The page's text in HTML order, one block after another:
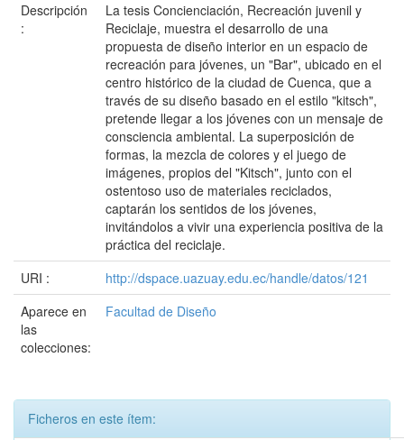
Descripción
:
La tesis Concienciación, Recreación juvenil y
Reciclaje, muestra el desarrollo de una
propuesta de diseño interior en un espacio de
recreación para jóvenes, un "Bar", ubicado en el
centro histórico de la ciudad de Cuenca, que a
través de su diseño basado en el estilo "kitsch",
pretende llegar a los jóvenes con un mensaje de
consciencia ambiental. La superposición de
formas, la mezcla de colores y el juego de
imágenes, propios del "Kitsch", junto con el
ostentoso uso de materiales reciclados,
captarán los sentidos de los jóvenes,
invitándolos a vivir una experiencia positiva de la
práctica del reciclaje.
URI :
http://dspace.uazuay.edu.ec/handle/datos/121
Aparece en
las
colecciones:
Facultad de Diseño
Ficheros en este ítem: